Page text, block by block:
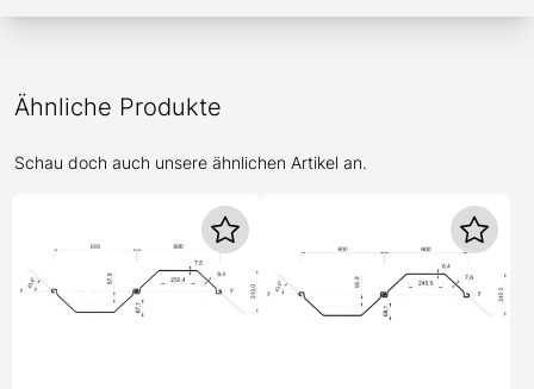
Ähnliche Produkte
Schau doch auch unsere ähnlichen Artikel an.